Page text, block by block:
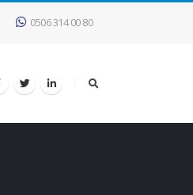
0506 314 00 80